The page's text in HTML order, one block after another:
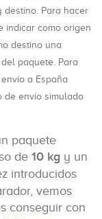
destino. Para hacer
indicar como origen
destino una
paquete. Para
a España
de envío simulado
paquete
de 10 kg y un
introducidos
vemos
conseguir con